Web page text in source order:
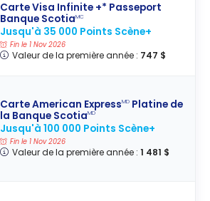
Carte Visa Infinite +* Passeport
Banque ScotiaMC
Jusqu'à 35 000 Points Scène+
Fin le 1 Nov 2026
Valeur de la première année : 747 $
Carte American ExpressMD Platine de
la Banque ScotiaMD
Jusqu'à 100 000 Points Scène+
Fin le 1 Nov 2026
Valeur de la première année : 1 481 $